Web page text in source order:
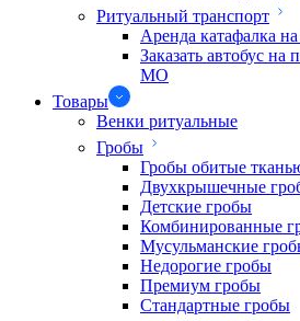
Ритуальный транспорт
Аренда катафалка
Заказать автобус
МО
Товары
Венки ритуальные
Гробы
Гробы обитые
Двухкрышечные
Детские гробы
Комбинированные
Мусульманские
Недорогие гробы
Премиум гробы
Стандартные гробы